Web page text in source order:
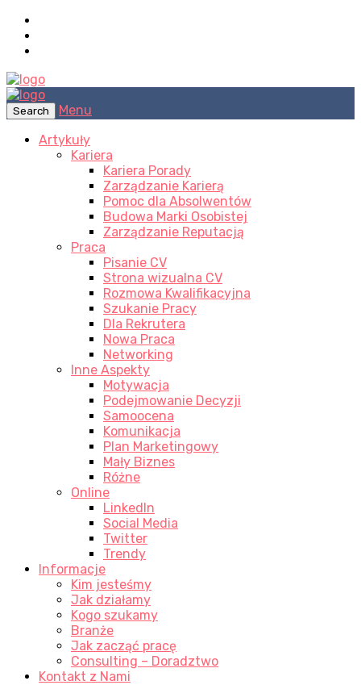
Search
Menu
Artykuły
Kariera
Kariera Porady
Zarządzanie Karierą
Pomoc dla Absolwentów
Budowa Marki Osobistej
Zarządzanie Reputacją
Praca
Pisanie CV
Strona wizualna CV
Rozmowa Kwalifikacyjna
Szukanie Pracy
Dla Rekrutera
Nowa Praca
Networking
Inne Aspekty
Motywacja
Podejmowanie Decyzji
Samoocena
Komunikacja
Plan Marketingowy
Mały Biznes
Różne
Online
LinkedIn
Social Media
Twitter
Trendy
Informacje
Kim jesteśmy
Jak działamy
Kogo szukamy
Branże
Jak zacząć pracę
Consulting – Doradztwo
Kontakt z Nami